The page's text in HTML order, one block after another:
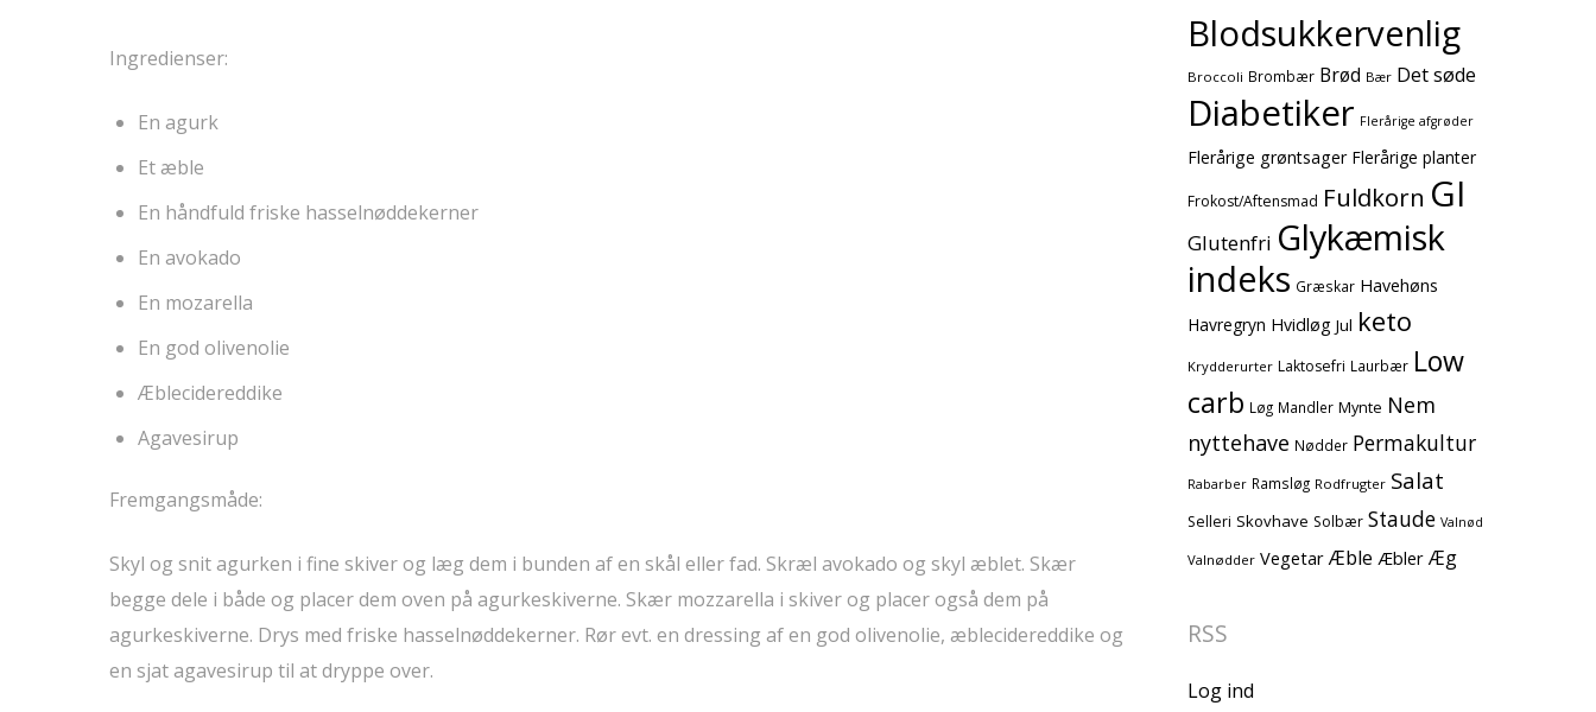
Ingredienser:
En agurk
Et æble
En håndfuld friske hasselnøddekerner
En avokado
En mozarella
En god olivenolie
Æblecidereddike
Agavesirup
Fremgangsmåde:
Skyl og snit agurken i fine skiver og læg dem i bunden af en skål eller fad. Skræl avokado og skyl æblet. Skær
begge dele i både og placer dem oven på agurkeskiverne. Skær mozzarella i skiver og placer også dem på
agurkeskiverne. Drys med friske hasselnøddekerner. Rør evt. en dressing af en god olivenolie, æblecidereddike og
en sjat agavesirup til at dryppe over.
Blodsukkervenlig
Broccoli Brombær Brød Bær Det søde
Diabetiker Flerårige afgrøder
Flerårige grøntsager Flerårige planter
Frokost/Aftensmad Fuldkorn GI
Glutenfri Glykæmisk
indeks Græskar Havehøns
Havregryn Hvidløg Jul keto
Krydderurter Laktosefri Laurbær Low
carb Løg Mandler Mynte Nem
nyttehave Nødder Permakultur
Rabarber Ramsløg Rodfrugter Salat
Selleri Skovhave Solbær Staude Valnød
Valnødder Vegetar Æble Æbler Æg
RSS
Log ind